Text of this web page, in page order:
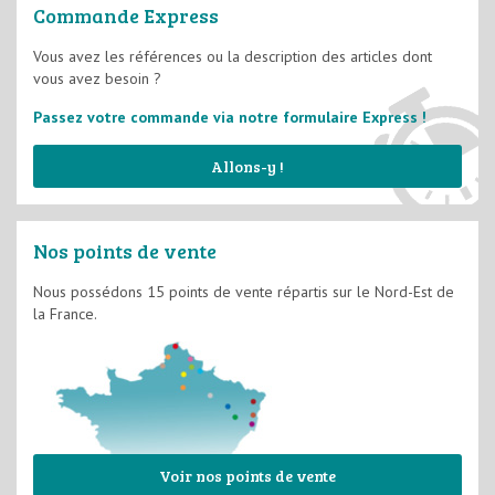
Commande Express
Vous avez les références ou la description des articles dont
vous avez besoin ?
Passez votre commande via notre formulaire Express !
Allons-y !
Nos points de vente
Nous possédons 15 points de vente répartis sur le Nord-Est de
la France.
Voir nos points de vente